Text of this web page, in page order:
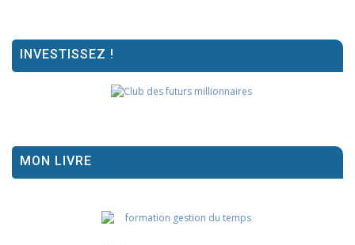
INVESTISSEZ !
MON LIVRE